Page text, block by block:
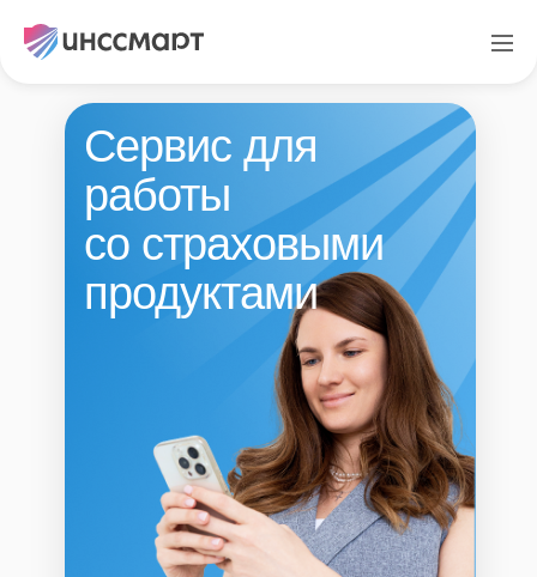
Сервис для
работы
со страховыми
продуктами